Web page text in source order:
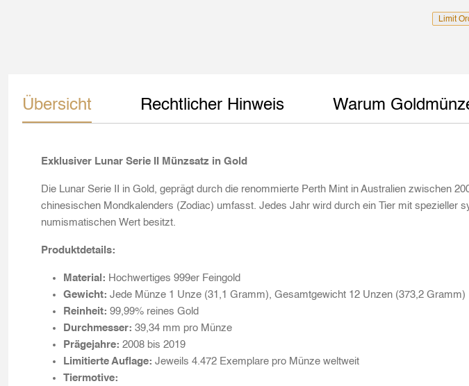
Limit
Übersicht Rechtlicher Hinweis Warum
Exklusiver Lunar Serie II Münzsatz in Gold
Die Lunar Serie II in Gold, geprägt durch die renommierte Perth Mint in Australien zwischen
chinesischen Mondkalenders (Zodiac) umfasst. Jedes Jahr wird durch ein Tier mit spezieller
numismatischen Wert besitzt.
Produktdetails:
Material: Hochwertiges 999er Feingold
Gewicht: Jede Münze 1 Unze (31,1 Gramm), Gesamtgewicht 12 Unzen (373,2 Gramm)
Reinheit: 99,99% reines Gold
Durchmesser: 39,34 mm pro Münze
Prägejahre: 2008 bis 2019
Limitierte Auflage: Jeweils 4.472 Exemplare pro Münze weltweit
Tiermotive: